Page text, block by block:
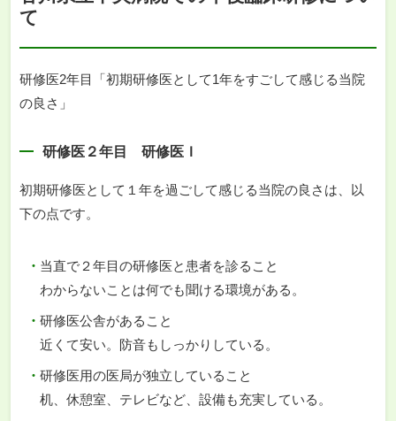
て
研修医2年目「初期研修医として1年をすごして感じる当院
の良さ」
研修医２年目 研修医Ｉ
初期研修医として１年を過ごして感じる当院の良さは、以
下の点です。
当直で２年目の研修医と患者を診ること
わからないことは何でも聞ける環境がある。
研修医公舎があること
近くて安い。防音もしっかりしている。
研修医用の医局が独立していること
机、休憩室、テレビなど、設備も充実している。